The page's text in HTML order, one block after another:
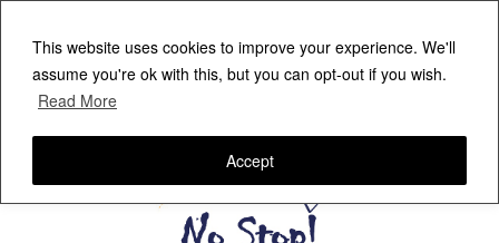
This website uses cookies to improve your experience. We'll
assume you're ok with this, but you can opt-out if you wish.
Read More
Accept